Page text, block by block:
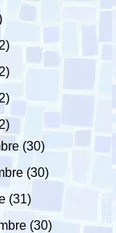
(30)
(30)
(31)
(30)